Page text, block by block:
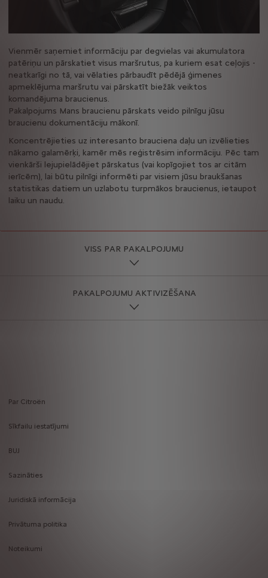
Vienmēr saņemiet informāciju par degvielas vai akumulatora
patēriņu un pārskatiet visus maršrutus, pa kuriem esat ceļojis -
neatkarīgi no tā, vai vēlaties pārbaudīt pēdējā ģimenes
apmeklējuma maršrutu vai pārskatīt biežāk veiktos
komandējuma braucienus.
Pakalpojums Mans braucienu pārskats veido pilnīgu jūsu
braucienu dokumentāciju mākonī.
Koncentrējieties uz interesanto brauciena daļu un izvēlieties
nākamo galamērķi, kamēr mēs reģistrēsim informāciju. Pēc tam
vienkārši lejupielādējiet pārskatus (vai kopīgojiet tos ar citām
ierīcēm), lai būtu pilnīgi informēti par visiem jūsu braukšanas
statistikas datiem un uzlabotu turpmākos braucienus, ietaupot
laiku un naudu.
VISS PAR PAKALPOJUMU
PAKALPOJUMU AKTIVIZĒŠANA
menu
Par Citroën
Sīkfailu iestatījumi
BUJ
Sazināties
Juridiskā informācija
Privātuma politika
Noteikumi